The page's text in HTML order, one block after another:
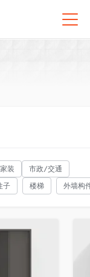
装 市政/交通
子 楼梯 外墙构